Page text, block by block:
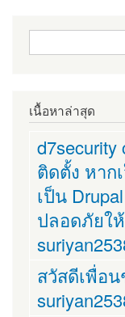
ฟอร์มค้นหา
เนื้อหาล่าสุด
d7security
ติดตั้ง หาก
เป็น
ปลอดภัยใ
สวัสดีเพื่อ